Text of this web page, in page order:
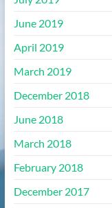
June 2019
April 2019
March 2019
December 2018
June 2018
March 2018
February 2018
December 2017